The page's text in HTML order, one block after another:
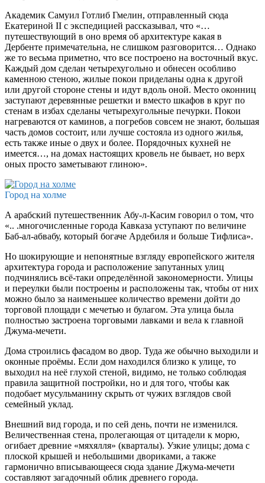
Академик Самуил Готлиб Гмелин, отправленный сюда
Екатериной II с экспедицией рассказывал, что «…
путешествующий в оно время об архитектуре какая в
Дербенте примечательна, не слишком разговорится… Однако
же то весьма приметно, что все построено на восточный вкус.
Каждый дом сделан четырехугольно и обнесен особливо
каменною стеною, жилые покои приделаны одна к другой
или другой стороне стены и идут вдоль оной. Место оконниц
заступают деревянные решетки и вместо шкафов в круг по
стенам в избах сделаны четырехугольные печурки. Покои
нагреваются от каминов, а погребов совсем не знают, большая
часть домов состоит, или лучше состояла из одного жилья,
есть также иные о двух и более. Порядочных кухней не
имеется…, на домах настоящих кровель не бывает, но верх
оных просто заметывают глиною».
Город на холме
А арабский путешественник Абу-л-Касим говорил о том, что
«.. .многочисленные города Кавказа уступают по величине
Баб-ал-абвабу, который богаче Ардебиля и больше Тифлиса».
Но шокирующие и непонятные взгляду европейского жителя
архитектура города и расположение запутанных улиц
подчинялись всё-таки определённой закономерности. Улицы
и переулки были построены и расположены так, чтобы от них
можно было за наименьшее количество времени дойти до
торговой площади с мечетью и булагом. Эта улица была
полностью застроена торговыми лавками и вела к главной
Джума-мечети.
Дома строились фасадом во двор. Туда же обычно выходили и
оконные проёмы. Если дом находился близко к улице, то
выходил на неё глухой стеной, видимо, не только соблюдая
правила защитной постройки, но и для того, чтобы как
подобает мусульманину скрыть от чужих взглядов свой
семейный уклад.
Внешний вид города, и по сей день, почти не изменился.
Величественная стена, пролегающая от цитадели к морю,
огибает древние «мяхялля» (кварталы). Узкие улицы; дома с
плоской крышей и небольшими двориками, а также
гармонично вписывающееся сюда здание Джума-мечети
составляют загадочный облик древнего города.